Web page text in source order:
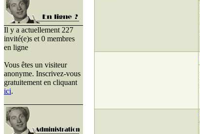
Il y a actuellement 227
invité(e)s et 0 membres
en ligne
Vous êtes un visiteur
anonyme. Inscrivez-vous
gratuitement en cliquant
ici.